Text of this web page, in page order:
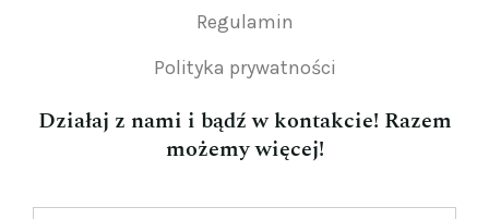
Regulamin
Polityka prywatności
Działaj z nami i bądź w kontakcie! Razem
możemy więcej!